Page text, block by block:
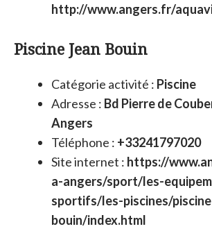
http://www.angers.fr/
Piscine Jean Bouin
Catégorie activité : Piscine
Adresse : Bd Pierre de
Angers
Téléphone : +33241797020
Site internet : https://
a-angers/sport/les-
sportifs/les-piscines/
bouin/index.html